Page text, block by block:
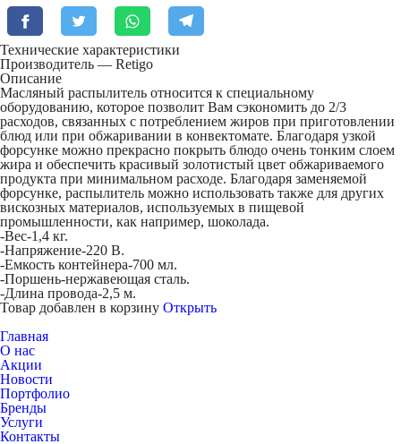
Технические характеристики
Производитель — Retigo
Описание
Масляный распылитель относится к специальному
оборудованию, которое позволит Вам сэкономить до 2/3
расходов, связанных с потреблением жиров при приготовлении
блюд или при обжаривании в конвектомате. Благодаря узкой
форсунке можно прекрасно покрыть блюдо очень тонким слоем
жира и обеспечить красивый золотистый цвет обжариваемого
продукта при минимальном расходе. Благодаря заменяемой
форсунке, распылитель можно использовать также для других
вискозных материалов, используемых в пищевой
промышленности, как например, шоколада.
-Вес-1,4 кг.
-Напряжение-220 В.
-Емкость контейнера-700 мл.
-Поршень-нержавеющая сталь.
-Длина провода-2,5 м.
Товар добавлен в корзину Открыть
Главная
О нас
Акции
Новости
Портфолио
Бренды
Услуги
Контакты